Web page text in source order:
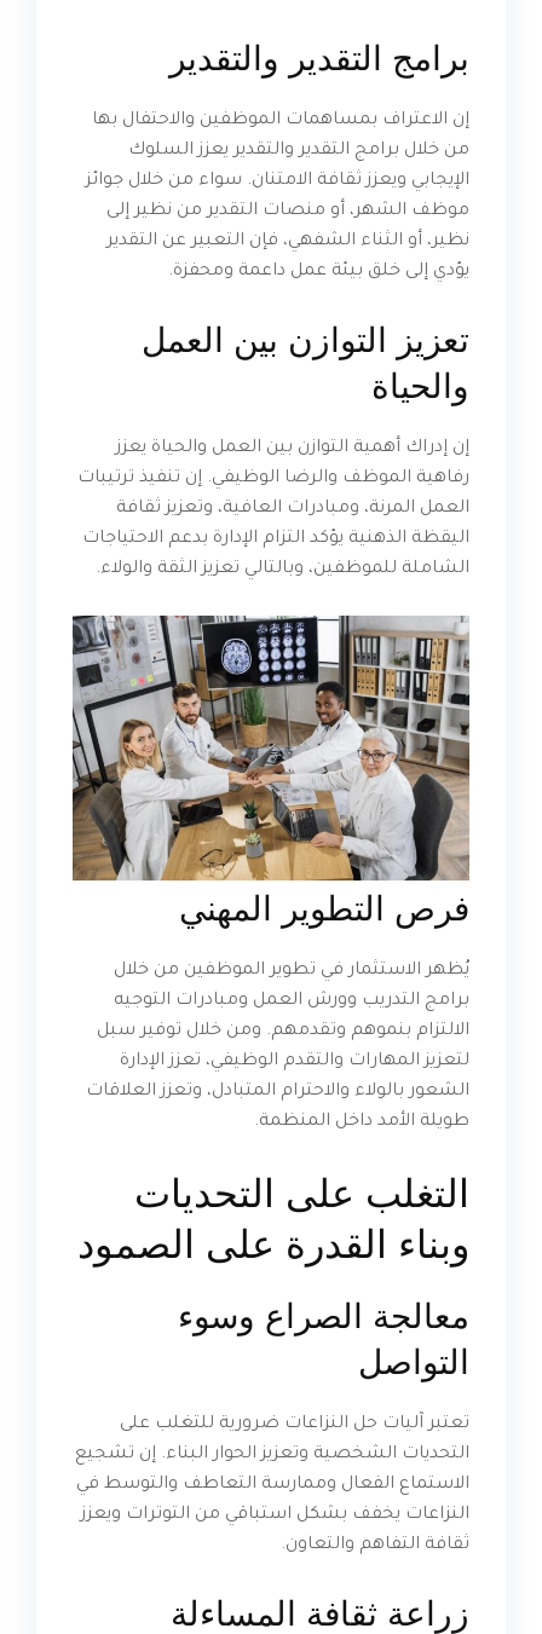
برامج التقدير والتقدير
إن الاعتراف بمساهمات الموظفين والاحتفال بها
من خلال برامج التقدير والتقدير يعزز السلوك
الإيجابي ويعزز ثقافة الامتنان. سواء من خلال جوائز
موظف الشهر، أو منصات التقدير من نظير إلى
نظير، أو الثناء الشفهي، فإن التعبير عن التقدير
يؤدي إلى خلق بيئة عمل داعمة ومحفزة.
تعزيز التوازن بين العمل
والحياة
إن إدراك أهمية التوازن بين العمل والحياة يعزز
رفاهية الموظف والرضا الوظيفي. إن تنفيذ ترتيبات
العمل المرنة، ومبادرات العافية، وتعزيز ثقافة
اليقظة الذهنية يؤكد التزام الإدارة بدعم الاحتياجات
الشاملة للموظفين، وبالتالي تعزيز الثقة والولاء.
فرص التطوير المهني
يُظهر الاستثمار في تطوير الموظفين من خلال
برامج التدريب وورش العمل ومبادرات التوجيه
الالتزام بنموهم وتقدمهم. ومن خلال توفير سبل
لتعزيز المهارات والتقدم الوظيفي، تعزز الإدارة
الشعور بالولاء والاحترام المتبادل، وتعزز العلاقات
طويلة الأمد داخل المنظمة.
التغلب على التحديات
وبناء القدرة على الصمود
معالجة الصراع وسوء
التواصل
تعتبر آليات حل النزاعات ضرورية للتغلب على
التحديات الشخصية وتعزيز الحوار البناء. إن تشجيع
الاستماع الفعال وممارسة التعاطف والتوسط في
النزاعات يخفف بشكل استباقي من التوترات ويعزز
ثقافة التفاهم والتعاون.
زراعة ثقافة المساءلة